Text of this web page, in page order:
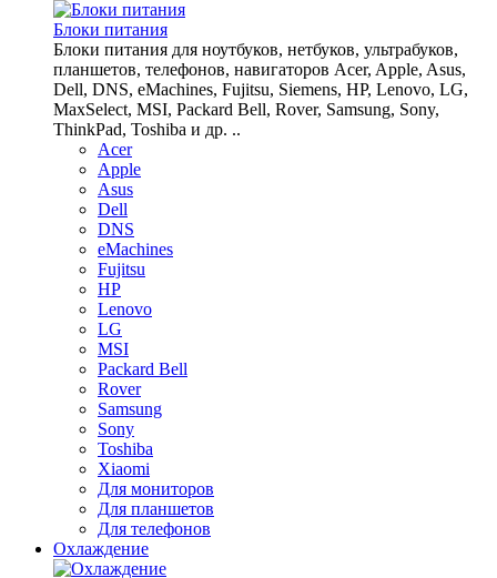
Блоки питания
Блоки питания для ноутбуков, нетбуков, ультрабуков,
планшетов, телефонов, навигаторов Acer, Apple, Asus,
Dell, DNS, eMachines, Fujitsu, Siemens, HP, Lenovo, LG,
MaxSelect, MSI, Packard Bell, Rover, Samsung, Sony,
ThinkPad, Toshiba и др. ..
Acer
Apple
Asus
Dell
DNS
eMachines
Fujitsu
HP
Lenovo
LG
MSI
Packard Bell
Rover
Samsung
Sony
Toshiba
Xiaomi
Для мониторов
Для планшетов
Для телефонов
Охлаждение